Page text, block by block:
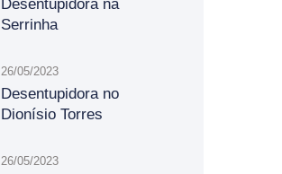
Desentupidora na
Serrinha
26/05/2023
Desentupidora no
Dionísio Torres
26/05/2023